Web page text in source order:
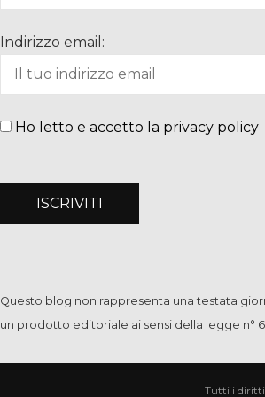
Indirizzo email:
Ho letto e accetto la privacy policy
Questo blog non rappresenta una testata
un prodotto editoriale ai sensi della legge n°
Tutti i diritti